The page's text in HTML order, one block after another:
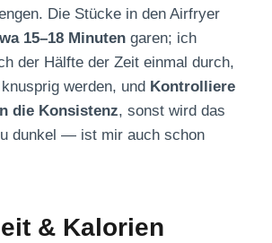
Die Stücke in den Airfryer
15–18 Minuten garen; ich
der Hälfte der Zeit einmal durch,
werden, und Kontrolliere
die Konsistenz, sonst wird das
dunkel — ist mir auch schon
& Kalorien